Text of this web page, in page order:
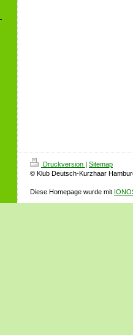
Druckversion | Sitemap
© Klub Deutsch-Kurzhaar
Diese Homepage wurde mit